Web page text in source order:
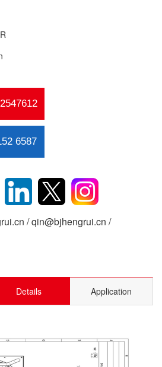
6587
/ qin@bjhengrui.cn /
Details Application